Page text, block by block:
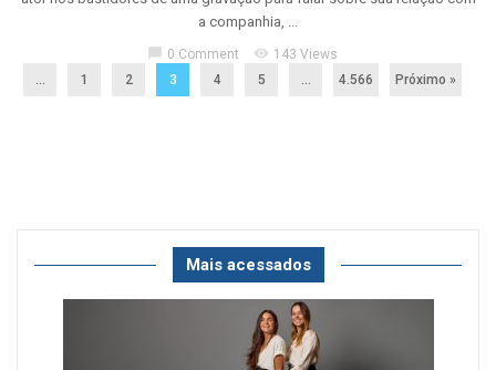
a companhia, ...
0 Comment visibility 143 Views
1 2 3 4 5 4.566 Próximo »
Mais acessados